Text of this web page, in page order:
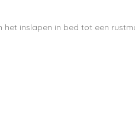
het inslapen in bed tot een